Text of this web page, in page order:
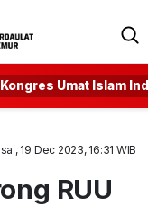
Umat Islam
, 19 Dec 2023, 16:31 WIB
RUU